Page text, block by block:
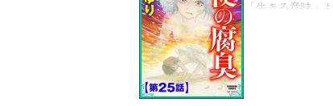
「生きる意味」
彼女がもう子供